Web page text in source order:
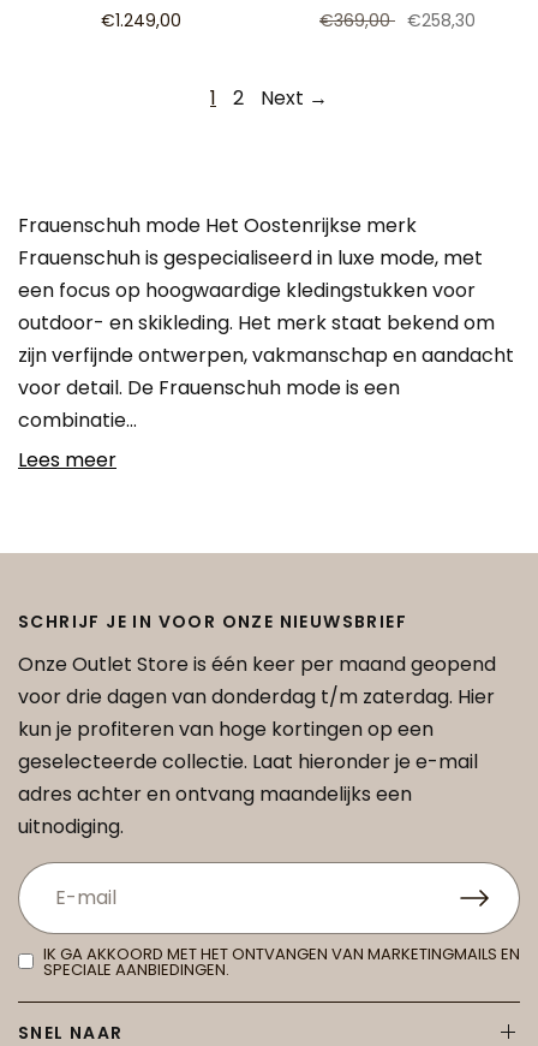
€1.249,00 €369,00 €258,30
1 2 Next →
Frauenschuh mode Het Oostenrijkse merk
Frauenschuh is gespecialiseerd in luxe mode, met
een focus op hoogwaardige kledingstukken voor
outdoor- en skikleding. Het merk staat bekend om
zijn verfijnde ontwerpen, vakmanschap en aandacht
voor detail. De Frauenschuh mode is een
combinatie…
Lees meer
SCHRIJF JE IN VOOR ONZE NIEUWSBRIEF
Onze Outlet Store is één keer per maand geopend
voor drie dagen van donderdag t/m zaterdag. Hier
kun je profiteren van hoge kortingen op een
geselecteerde collectie. Laat hieronder je e-mail
adres achter en ontvang maandelijks een
uitnodiging.
IK GA AKKOORD MET HET ONTVANGEN VAN MARKETINGMAILS EN
SPECIALE AANBIEDINGEN.
SNEL NAAR